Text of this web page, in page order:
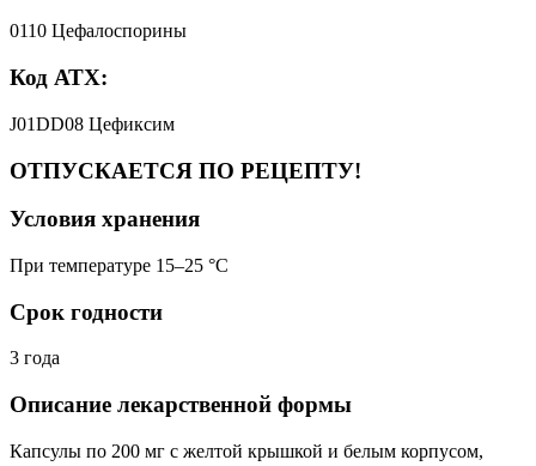
0110 Цефалоспорины
Код АТХ:
J01DD08 Цефиксим
ОТПУСКАЕТСЯ ПО РЕЦЕПТУ!
Условия хранения
При температуре 15–25 °C
Срок годности
3 года
Описание лекарственной формы
Капсулы по 200 мг с желтой крышкой и белым корпусом,